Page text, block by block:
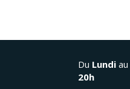
Du Lundi au
20h